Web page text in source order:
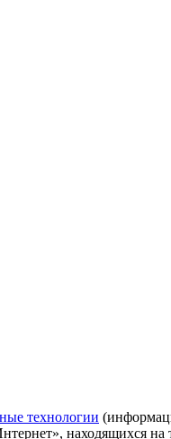
технологии
находящихся